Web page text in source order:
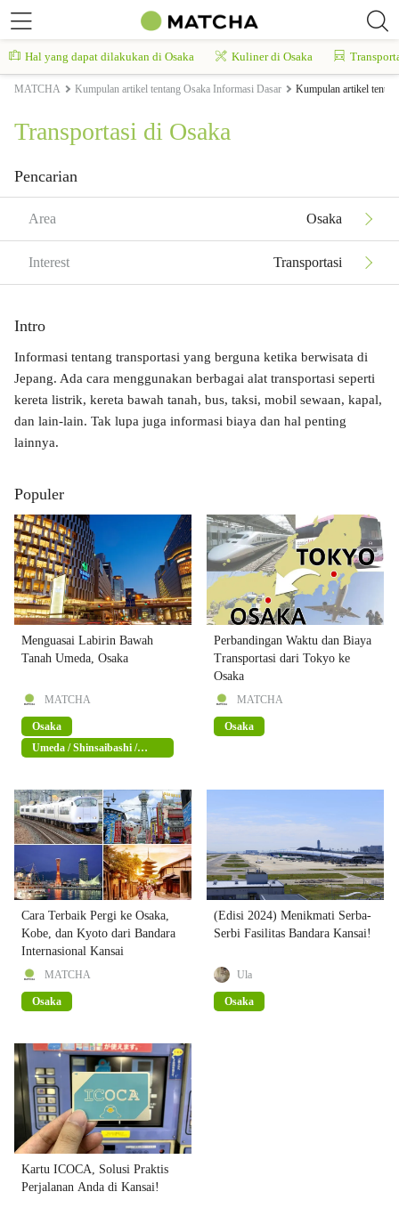
Hal yang dapat dilakukan di Osaka Kuliner di Osaka
MATCHA Kumpulan artikel tentang Osaka Informasi Dasar Kumpulan artikel
Transportasi di Osaka
Pencarian
Area Osaka
Interest Transportasi
Intro
Informasi tentang transportasi yang berguna ketika berwisata di
Jepang. Ada cara menggunakan berbagai alat transportasi seperti
kereta listrik, kereta bawah tanah, bus, taksi, mobil sewaan, kapal,
dan lain-lain. Tak lupa juga informasi biaya dan hal penting
lainnya.
Populer
Menguasai Labirin Bawah
Tanah Umeda, Osaka
MATCHA
Osaka
Umeda / Shinsaibashi /
Namba
Perbandingan Waktu dan Biaya
Transportasi dari Tokyo ke
Osaka
MATCHA
Osaka
Cara Terbaik Pergi ke Osaka,
Kobe, dan Kyoto dari Bandara
Internasional Kansai
MATCHA
Osaka
(Edisi 2024) Menikmati Serba-
Serbi Fasilitas Bandara Kansai!
Ula
Osaka
Kartu ICOCA, Solusi Praktis
Perjalanan Anda di Kansai!